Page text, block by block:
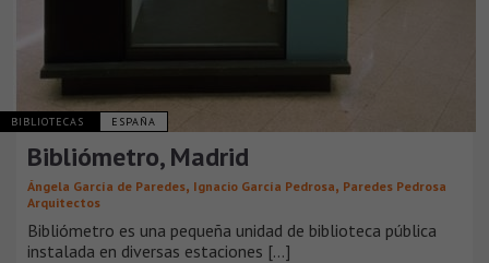
BIBLIOTECAS ESPAÑA
Bibliómetro, Madrid
Ángela García de Paredes, Ignacio García Pedrosa, Paredes Pedrosa
Arquitectos
Bibliómetro es una pequeña unidad de biblioteca pública
instalada en diversas estaciones [...]